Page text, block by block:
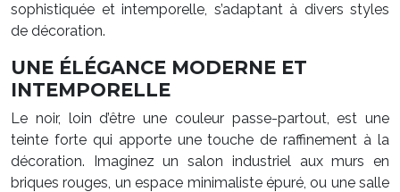
sophistiquée et intemporelle, s’adaptant à divers styles
de décoration.
UNE ÉLÉGANCE MODERNE ET
INTEMPORELLE
Le noir, loin d’être une couleur passe-partout, est une
teinte forte qui apporte une touche de raffinement à la
décoration. Imaginez un salon industriel aux murs en
briques rouges, un espace minimaliste épuré, ou une salle